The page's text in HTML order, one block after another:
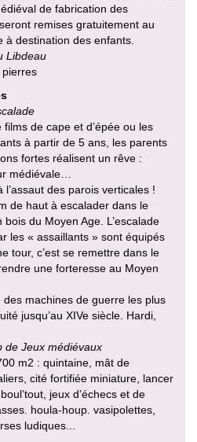
de fabrication des
remises gratuitement au
à destination des enfants.
Libdeau
pierres
de cape et d’épée ou les
à partir de 5 ans, les parents
fortes réalisent un rêve :
médiévale…
des parois verticales !
de haut à escalader dans le
du Moyen Age. L’escalade
les « assaillants » sont équipés
tour, c’est se remettre dans le
une forteresse au Moyen
des machines de guerre les plus
jusqu’au XIVe siècle. Hardi,
de Jeux médiévaux
m2 : quintaine, mât de
cité fortifiée miniature, lancer
jeux d’échecs et de
houla-houp. vasipolettes,
ludiques...